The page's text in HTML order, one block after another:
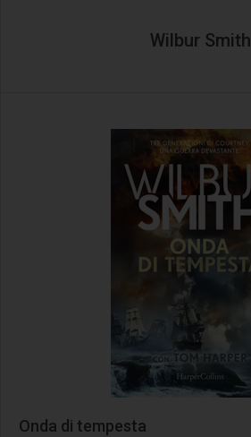
Wilbur Smith
Onda di tempesta